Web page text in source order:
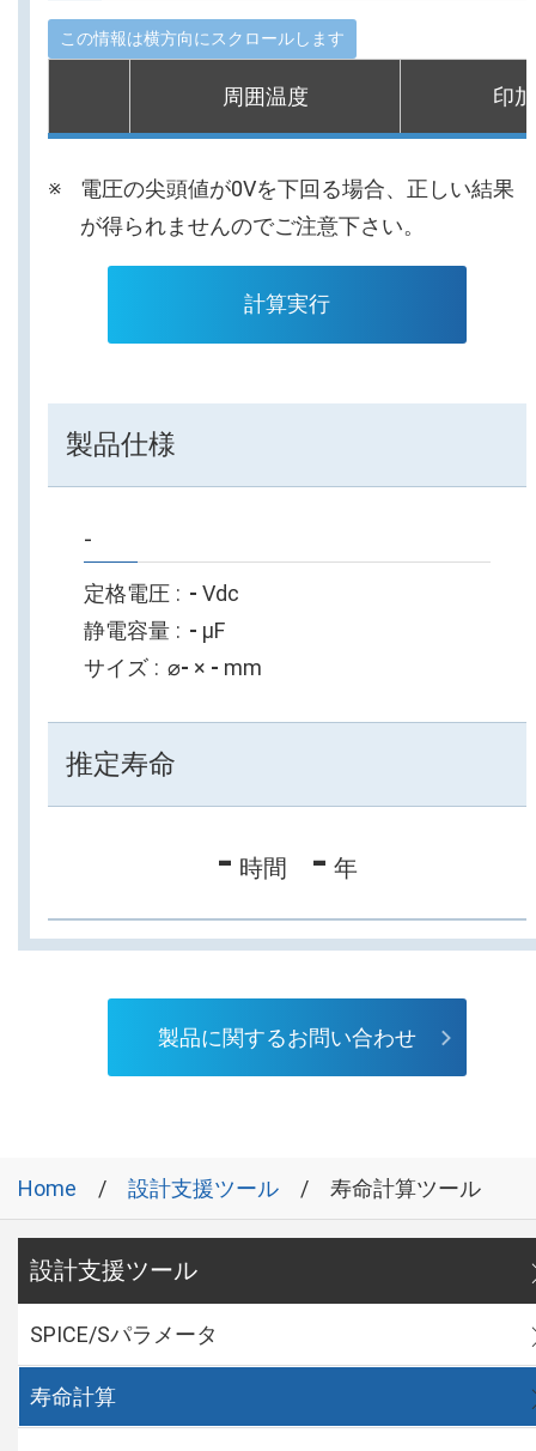
周囲温度 印
電圧の尖頭値が0Vを下回る場合、正しい結果
が得られませんのでご注意下さい。
計算実行
製品仕様
-
定格電圧 - Vdc
静電容量
- µF
サイズ
⌀- × - mm
推定寿命
- 時間 - 年
製品に関するお問い合わせ
Home 設計支援ツール 寿命計算ツール
設計支援ツール
SPICE/Sパラメータ
寿命計算